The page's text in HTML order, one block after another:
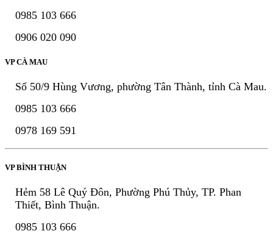
0985 103 666
0906 020 090
VP CÀ MAU
Số 50/9 Hùng Vương, phường Tân Thành, tỉnh Cà Mau.
0985 103 666
0978 169 591
VP BÌNH THUẬN
Hẻm 58 Lê Quý Đôn, Phường Phú Thủy, TP. Phan
Thiết, Bình Thuận.
0985 103 666